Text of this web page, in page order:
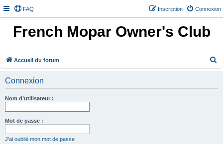
FAQ Connexion
Inscription
French Mopar Owner's Club
Accueil du forum
Connexion
Nom d’utilisateur :
Mot de passe :
J’ai oublié mon mot de passe